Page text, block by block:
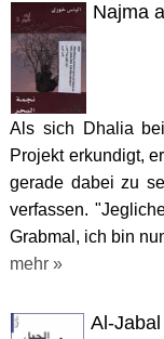
Najma
Als sich Dhalia
Projekt erkundigt,
gerade dabei zu
verfassen.
Grabmal, ich bin
mehr »
Al-